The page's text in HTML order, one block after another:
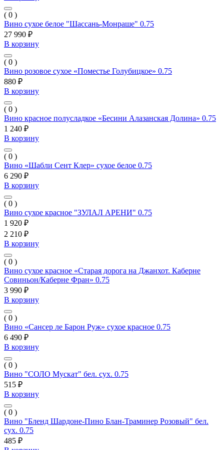
( 0 )
Вино сухое белое "Шассань-Монраше" 0.75
27 990 ₽
В корзину
( 0 )
Вино розовое сухое «Поместье Голубицкое» 0.75
880 ₽
В корзину
( 0 )
Вино красное полусладкое «Бесини Алазанская Долина» 0.75
1 240 ₽
В корзину
( 0 )
Вино «Шабли Сент Клер» сухое белое 0.75
6 290 ₽
В корзину
( 0 )
Вино сухое красное "ЗУЛАЛ АРЕНИ" 0.75
1 920 ₽
2 210 ₽
В корзину
( 0 )
Вино сухое красное «Старая дорога на Джанхот. Каберне
Совиньон/Каберне Фран» 0.75
3 990 ₽
В корзину
( 0 )
Вино «Сансер ле Барон Руж» сухое красное 0.75
6 490 ₽
В корзину
( 0 )
Вино "СОЛО Мускат" бел. сух. 0.75
515 ₽
В корзину
( 0 )
Вино "Бленд Шардоне-Пино Блан-Траминер Розовый" бел.
сух. 0.75
485 ₽